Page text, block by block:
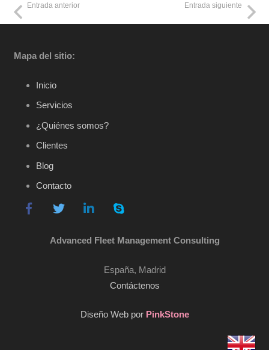
Entrada anterior Entrada siguiente
Mapa del sitio:
Inicio
Servicios
¿Quiénes somos?
Clientes
Blog
Contacto
Advanced Fleet Management Consulting
España, Madrid
Contáctenos
Diseño Web por PinkStone